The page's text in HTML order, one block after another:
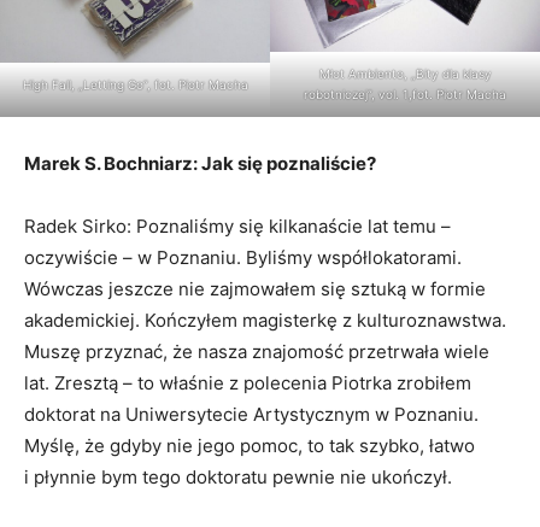
High Fall, „Letting Go”, fot. Piotr Macha
Młot Ambiento, „Bity dla klasy
robotniczej”, vol. 1,fot. Piotr Macha
Marek S. Bochniarz: Jak się poznaliście?
Radek Sirko: Poznaliśmy się kilkanaście lat temu –
oczywiście – w Poznaniu. Byliśmy współlokatorami.
Wówczas jeszcze nie zajmowałem się sztuką w formie
akademickiej. Kończyłem magisterkę z kulturoznawstwa.
Muszę przyznać, że nasza znajomość przetrwała wiele
lat. Zresztą – to właśnie z polecenia Piotrka zrobiłem
doktorat na Uniwersytecie Artystycznym w Poznaniu.
Myślę, że gdyby nie jego pomoc, to tak szybko, łatwo
i płynnie bym tego doktoratu pewnie nie ukończył.